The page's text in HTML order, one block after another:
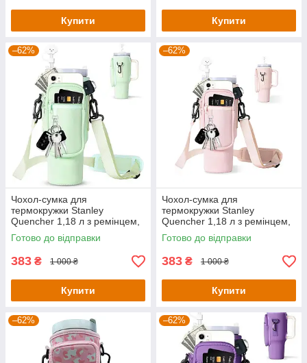
Купити Купити
–62%
Чохол-сумка для
термокружки Stanley
Quencher 1,18 л з ремінцем,
захисний кейс для кухля,
м'ятного кольору KT7001307
Готово до відправки
383 ₴ 1 000 ₴
Купити
–62%
Чохол-сумка для
термокружки Stanley
Quencher 1,18 л з ремінцем,
захисний кейс для кухля,
світло-рожевого кольору
Готово до відправки
383 ₴ 1 000 ₴
Купити
–62% –62%